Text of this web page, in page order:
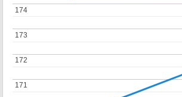
171
171
172
172
173
173
174
174